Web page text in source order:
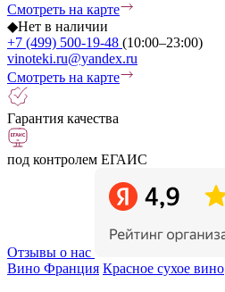
Смотреть на карте
◆Нет в наличии
+7 (499) 500-19-48 (10:00–23:00)
vinoteki.ru@yandex.ru
Смотреть на карте
Гарантия качества
под контролем ЕГАИС
Отзывы о нас
Вино Франция Красное сухое вино